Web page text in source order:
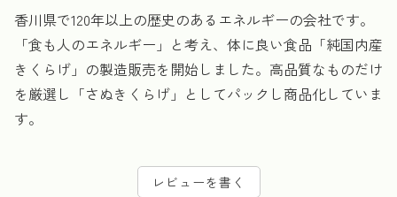
香川県で120年以上の歴史のあるエネルギーの会社です。
「食も人のエネルギー」と考え、体に良い食品「純国内産
きくらげ」の製造販売を開始しました。高品質なものだけ
を厳選し「さぬきくらげ」としてパックし商品化していま
す。
レビューを書く